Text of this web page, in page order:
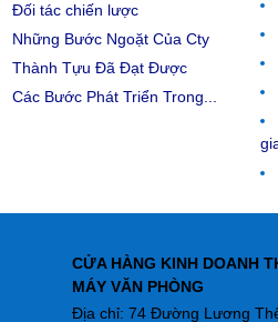
Đối tác chiến lược
Những Bước Ngoặt Của Cty
Thành Tựu Đã Đạt Được
Các Bước Phát Triển Trong...
CỬA HÀNG KINH DOANH
MÁY VĂN PHÒNG
Địa chỉ: 74 Đường Lương